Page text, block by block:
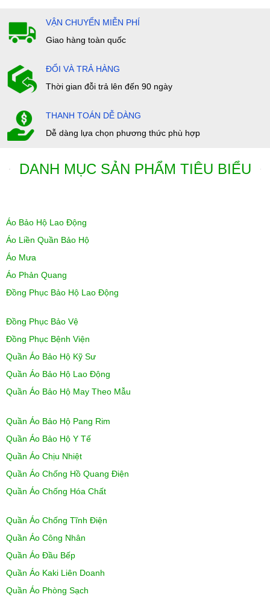
VẬN CHUYỂN MIỄN PHÍ
Giao hàng toàn quốc
ĐỔI VÀ TRẢ HÀNG
Thời gian đỗi trả lên đến 90 ngày
THANH TOÁN DỄ DÀNG
Dễ dàng lựa chọn phương thức phù hợp
DANH MỤC SẢN PHẨM TIÊU BIỂU
Áo Bảo Hộ Lao Động
Áo Liền Quần Bảo Hộ
Áo Mưa
Áo Phản Quang
Đồng Phục Bảo Hộ Lao Động
Đồng Phục Bảo Vệ
Đồng Phục Bệnh Viện
Quần Áo Bảo Hộ Kỹ Sư
Quần Áo Bảo Hộ Lao Động
Quần Áo Bảo Hộ May Theo Mẫu
Quần Áo Bảo Hộ Pang Rim
Quần Áo Bảo Hộ Y Tế
Quần Áo Chịu Nhiệt
Quần Áo Chống Hồ Quang Điện
Quần Áo Chống Hóa Chất
Quần Áo Chống Tĩnh Điện
Quần Áo Công Nhân
Quần Áo Đầu Bếp
Quần Áo Kaki Liên Doanh
Quần Áo Phòng Sạch